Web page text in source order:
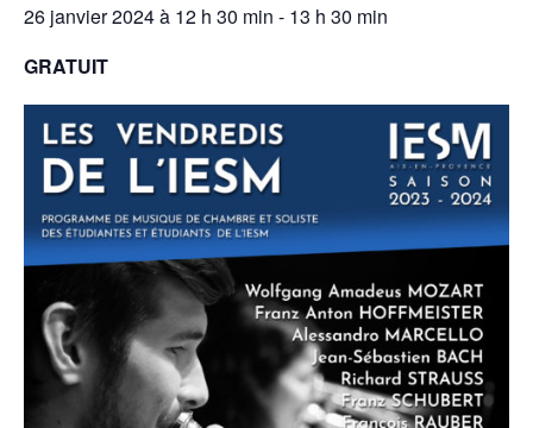
26 janvier 2024 à 12 h 30 min - 13 h 30 min
GRATUIT